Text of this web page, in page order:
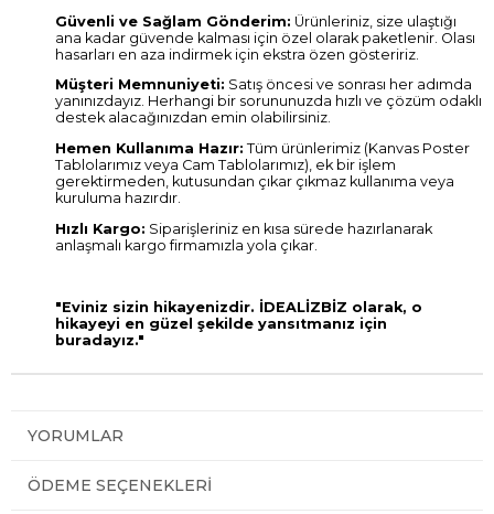
Güvenli ve Sağlam Gönderim: Ürünleriniz, size ulaştığı
ana kadar güvende kalması için özel olarak paketlenir. Olası
hasarları en aza indirmek için ekstra özen gösteririz.
Müşteri Memnuniyeti: Satış öncesi ve sonrası her adımda
yanınızdayız. Herhangi bir sorununuzda hızlı ve çözüm odaklı
destek alacağınızdan emin olabilirsiniz.
Hemen Kullanıma Hazır: Tüm ürünlerimiz (Kanvas Poster
Tablolarımız veya Cam Tablolarımız), ek bir işlem
gerektirmeden, kutusundan çıkar çıkmaz kullanıma veya
kuruluma hazırdır.
Hızlı Kargo: Siparişleriniz en kısa sürede hazırlanarak
anlaşmalı kargo firmamızla yola çıkar.
"Eviniz sizin hikayenizdir. İDEALİZBİZ olarak, o
hikayeyi en güzel şekilde yansıtmanız için
buradayız."
YORUMLAR
ÖDEME SEÇENEKLERI